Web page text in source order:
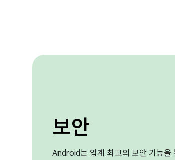
보안
Android는 업계 최고의 보안 기능을